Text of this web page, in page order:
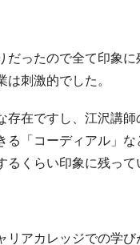
ったので全て印象
刺激的でした。
存在ですし、江沢講
る「コーディアル」
くらい印象に残って
カレッジでの学び